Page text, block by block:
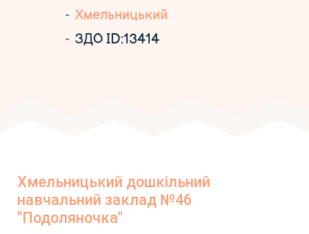
Хмельницький
ЗДО ID:13414
Хмельницький дошкільний
навчальний заклад №46
"Подоляночка"